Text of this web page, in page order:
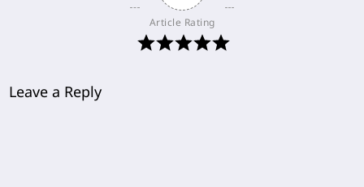
Article Rating
Leave a Reply